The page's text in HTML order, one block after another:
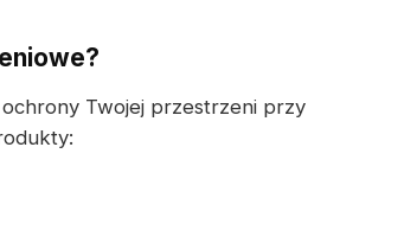
Twojej przestrzeni przy